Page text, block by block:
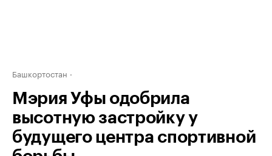
Башкортостан
Мэрия Уфы одобрила
высотную застройку у
будущего центра спортивной